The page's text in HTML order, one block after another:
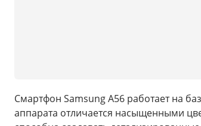
Смартфон Samsung A56 работает на
аппарата отличается насыщенными